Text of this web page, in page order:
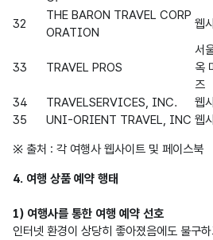
32
THE BARON TRAVEL CORP
ORATION
웹
33 TRAVEL PROS
서
옥
즈
34
TRAVELSERVICES, INC.
웹
35
UNI-ORIENT TRAVEL, INC 웹
※ 출처 : 각 여행사 웹사이트 및 페이스북
4. 여행 상품 예약 행태
1) 여행사를 통한 여행 예약 선호
인터넷 환경이 상당히 좋아졌음에도 불구